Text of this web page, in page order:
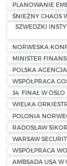
PLANOWANIE
ŚNIEŻNY CHAOS
SZWEDZKI
NORWESKA
MINISTER
POLSKA
WSPÓŁPRACA
34. FINAŁ W OSLO
WIELKA
POLONIA
RADOSŁAW
WARSAW
WSPÓŁPRACA
AMBSADA USA W